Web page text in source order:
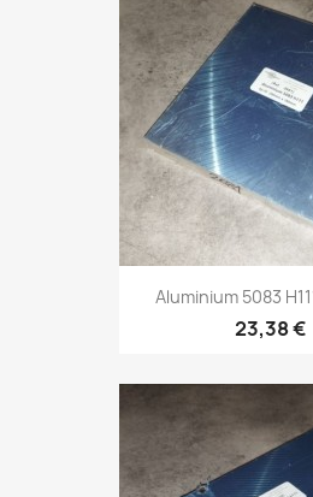
Aluminium 5083
23,38 €